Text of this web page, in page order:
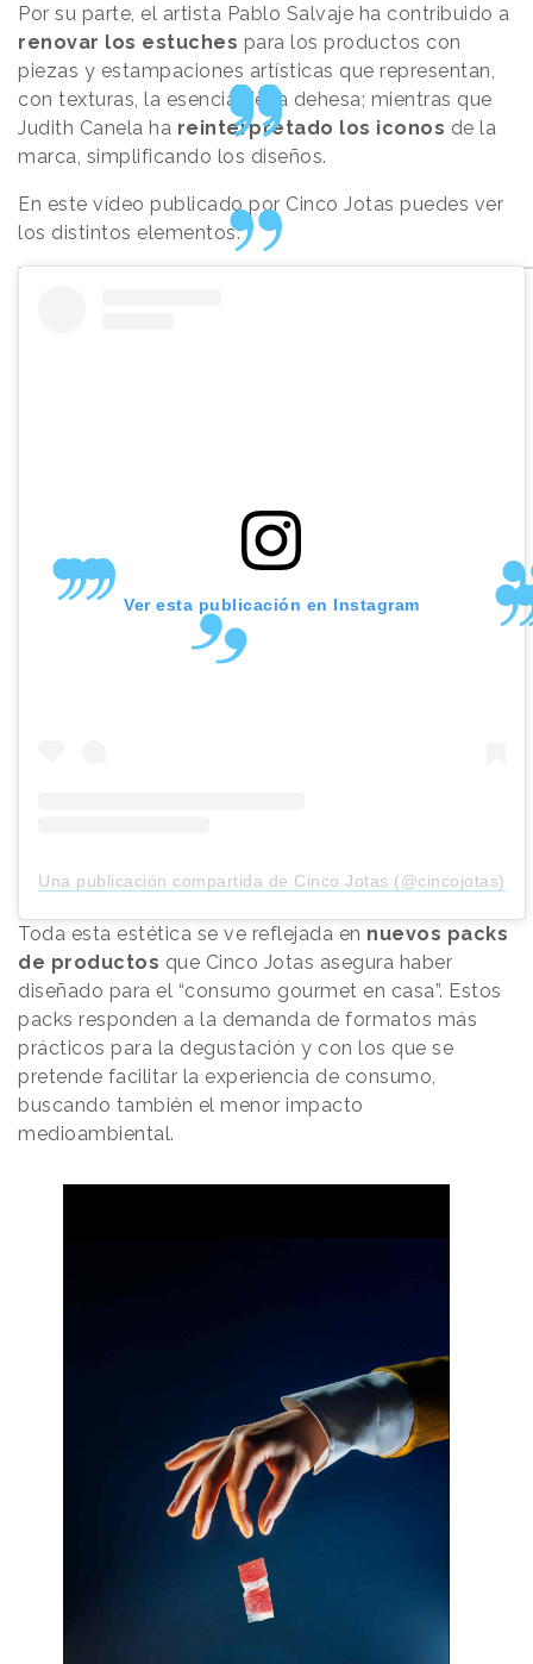
Por su parte, el artista Pablo Salvaje ha contribuido a
renovar los estuches para los productos con
piezas y estampaciones artísticas que representan,
con texturas, la esencia de la dehesa; mientras que
Judith Canela ha reinterpretado los iconos de la
marca, simplificando los diseños.
En este vídeo publicado por Cinco Jotas puedes ver
los distintos elementos:
Ver esta publicación en Instagram
Una publicación compartida de Cinco Jotas (@cincojotas)
Toda esta estética se ve reflejada en nuevos packs
de productos que Cinco Jotas asegura haber
diseñado para el “consumo gourmet en casa”. Estos
packs responden a la demanda de formatos más
prácticos para la degustación y con los que se
pretende facilitar la experiencia de consumo,
buscando también el menor impacto
medioambiental.